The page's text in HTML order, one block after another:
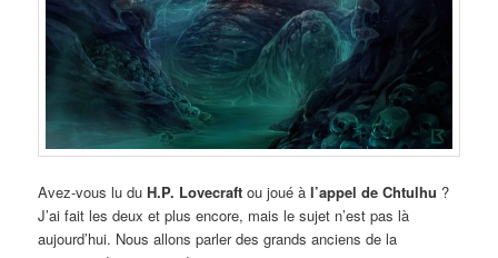
Avez-vous lu duH.P. Lovecraft ou joué àl’appel de Chtulhu ?
J’ai fait les deux et plus encore, mais le sujet n’est pas là
aujourd’hui. Nous allons parler des grands anciens de la